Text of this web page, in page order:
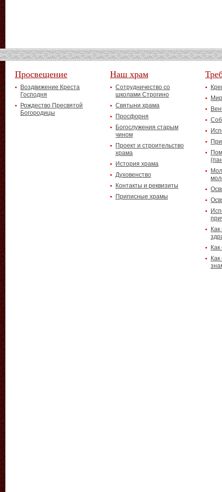
Просвещение
Воздвижение Креста
Господня
Рождество Пресвятой
Богородицы
Наш храм
Сотрудничество со
школами Строгино
Святыни храма
Просфорня
Богослужения старым
чином
Проект и строительство
храма
История храма
Духовенство
Контакты и реквизиты
Приписные храмы
Как